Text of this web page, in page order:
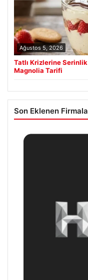
Ağustos 5, 2026
Tatlı Krizlerine
Magnolia Tarifi
Son Eklenen